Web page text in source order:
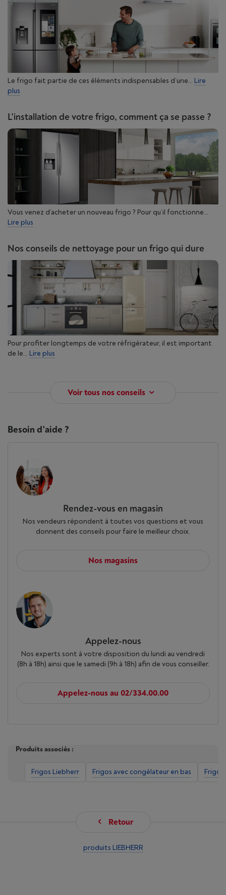
Le frigo fait partie de ces éléments indispensables d’une... Lire
plus
L'installation de votre frigo, comment ça se passe ?
Vous venez d’acheter un nouveau frigo ? Pour qu’il fonctionne...
Lire plus
Nos conseils de nettoyage pour un frigo qui dure
Pour profiter longtemps de votre réfrigérateur, il est important
de le... Lire plus
Voir tous nos conseils
Besoin d'aide ?
Rendez-vous en magasin
Nos vendeurs répondent à toutes vos questions et vous
donnent des conseils pour faire le meilleur choix.
Nos magasins
Appelez-nous
Nos experts sont à votre disposition du lundi au vendredi
(8h à 18h) ainsi que le samedi (9h à 18h) afin de vous conseiller.
Appelez-nous au 02/334.00.00
Produits associés :
Frigos Liebherr Frigos avec congélateur en bas Frigos
Retour
produits LIEBHERR